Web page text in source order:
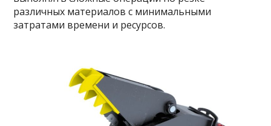
различных материалов с минимальными
затратами времени и ресурсов.